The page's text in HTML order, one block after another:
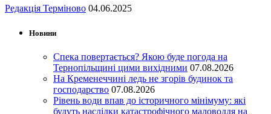
Редакція Терміново 04.06.2025
Новини
Спека повертається? Якою буде погода на
Тернопільщині цими вихідними 07.08.2026
На Кременеччині ледь не згорів будинок та
господарство 07.08.2026
Рівень води впав до історичного мінімуму: які
будуть наслідки катастрофічного маловоддя на